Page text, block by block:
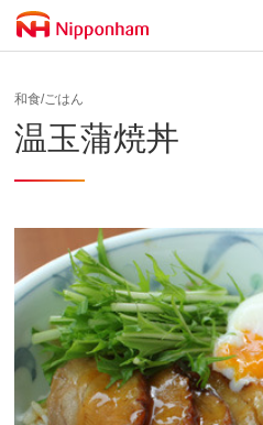
和食/ごはん
温玉蒲焼丼